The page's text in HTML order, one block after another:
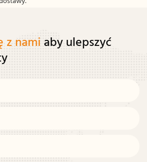
z nami aby ulepszyć